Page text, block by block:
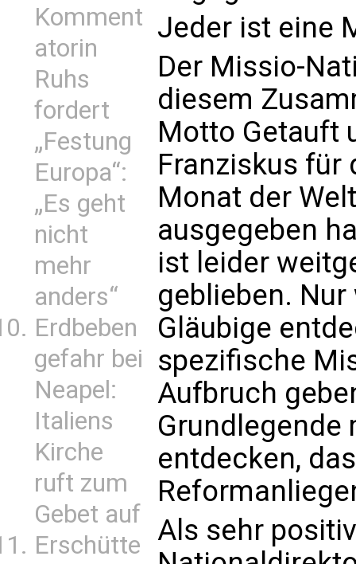
Komment
atorin
Ruhs
fordert
„Festung
Europa“:
„Es geht
nicht
mehr
anders“
Erdbeben
gefahr bei
Neapel:
Italiens
Kirche
ruft zum
Gebet auf
Erschütte
Jeder ist eine
Der Missio-
diesem
Motto Getauft
Franziskus für
Monat der
ausgegeben
ist leider
geblieben.
Gläubige
spezifische
Aufbruch
Grundlegende
entdecken,
Als sehr